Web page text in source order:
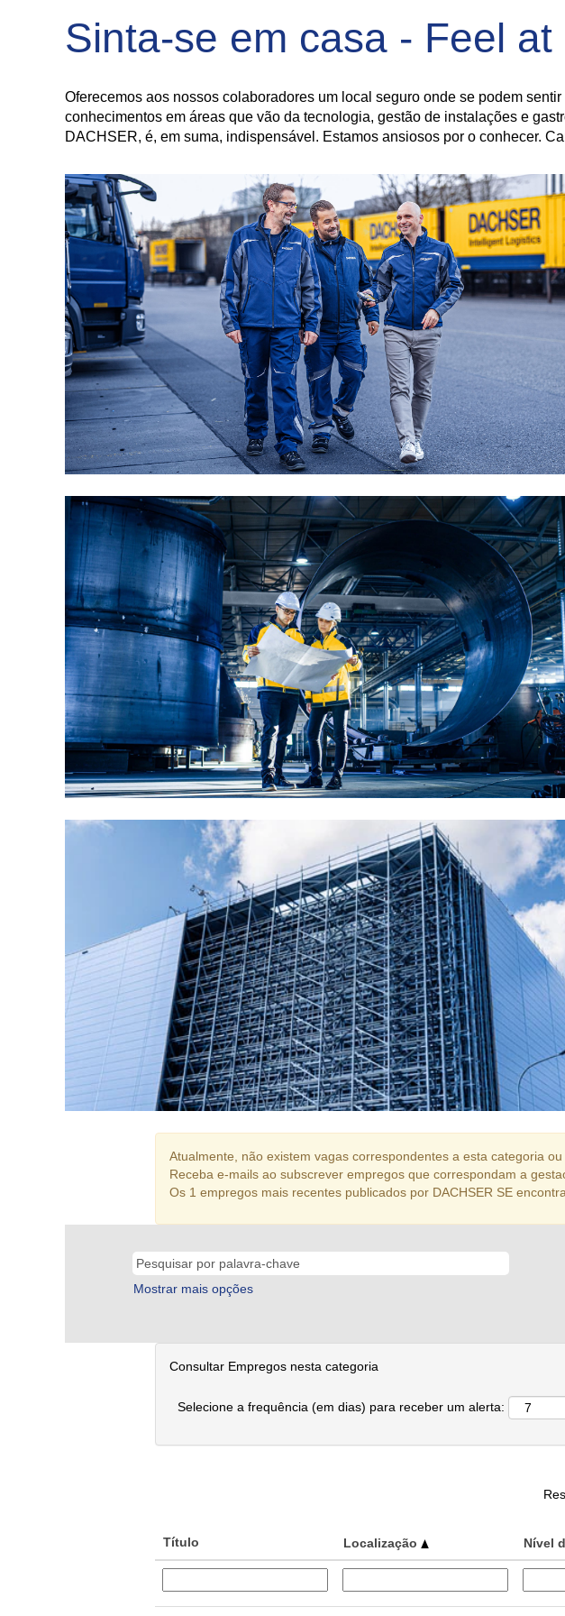
Sinta-se em casa - Feel at
Oferecemos aos nossos colaboradores um local seguro onde se podem
conhecimentos em áreas que vão da tecnologia, gestão de instalações e
DACHSER, é, em suma, indispensável. Estamos ansiosos por o conhecer.
Atualmente, não existem vagas correspondentes a esta categoria ou
Receba e-mails ao subscrever empregos que correspondam a
Os 1 empregos mais recentes publicados por DACHSER SE
Mostrar mais opções
Consultar Empregos nesta categoria
Selecione a frequência (em dias) para receber um alerta:
Título Localização Nível